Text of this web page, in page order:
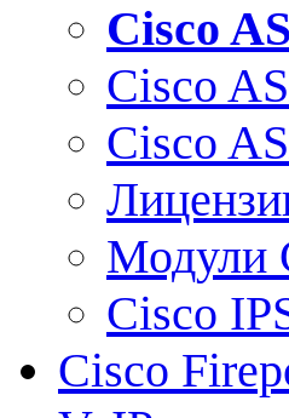
Cisco
Cisco
Cisco
Модули
Cisco
Cisco